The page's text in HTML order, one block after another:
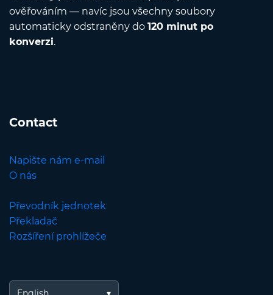
ověřováním — navíc jsou všechny soubory
automaticky odstraněny do 120 minut po
konverzi.
Contact
Napište nám e-mail
O nás
Převodník jednotek
Překladač
Rozšíření prohlížeče